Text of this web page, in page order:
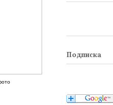
Подписка